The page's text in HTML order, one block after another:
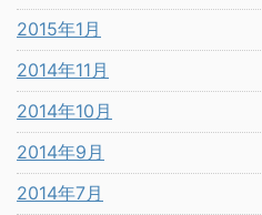
2015年1月
2014年11月
2014年10月
2014年9月
2014年7月